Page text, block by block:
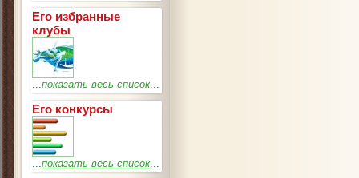
Его избранные
клубы
...показать весь список...
Его конкурсы
...показать весь список...